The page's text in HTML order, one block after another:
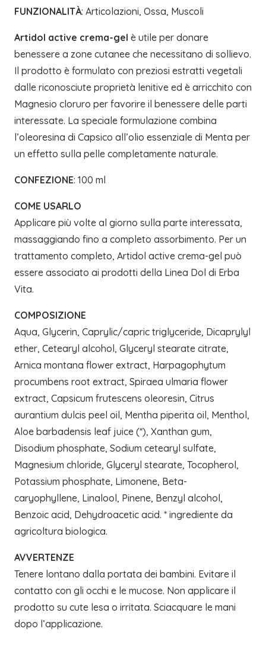
FUNZIONALITÀ: Articolazioni, Ossa, Muscoli
Artidol active crema-gel è utile per donare
benessere a zone cutanee che necessitano di sollievo.
Il prodotto è formulato con preziosi estratti vegetali
dalle riconosciute proprietà lenitive ed è arricchito con
Magnesio cloruro per favorire il benessere delle parti
interessate. La speciale formulazione combina
l’oleoresina di Capsico all’olio essenziale di Menta per
un effetto sulla pelle completamente naturale.
CONFEZIONE: 100 ml
COME USARLO
Applicare più volte al giorno sulla parte interessata,
massaggiando fino a completo assorbimento. Per un
trattamento completo, Artidol active crema-gel può
essere associato ai prodotti della Linea Dol di Erba
Vita.
COMPOSIZIONE
Aqua, Glycerin, Caprylic/capric triglyceride, Dicaprylyl
ether, Cetearyl alcohol, Glyceryl stearate citrate,
Arnica montana flower extract, Harpagophytum
procumbens root extract, Spiraea ulmaria flower
extract, Capsicum frutescens oleoresin, Citrus
aurantium dulcis peel oil, Mentha piperita oil, Menthol,
Aloe barbadensis leaf juice (*), Xanthan gum,
Disodium phosphate, Sodium cetearyl sulfate,
Magnesium chloride, Glyceryl stearate, Tocopherol,
Potassium phosphate, Limonene, Beta-
caryophyllene, Linalool, Pinene, Benzyl alcohol,
Benzoic acid, Dehydroacetic acid. * ingrediente da
agricoltura biologica.
AVVERTENZE
Tenere lontano dalla portata dei bambini. Evitare il
contatto con gli occhi e le mucose. Non applicare il
prodotto su cute lesa o irritata. Sciacquare le mani
dopo l’applicazione.